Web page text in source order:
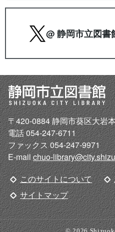
@ 静岡市立図書
〒420-0884 静岡市葵区大岩
電話 054-247-6711
ファックス 054-247-9971
E-mailchuo-
このサイトについて
サイトマップ